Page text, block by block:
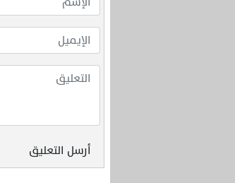
أرسل التعليق